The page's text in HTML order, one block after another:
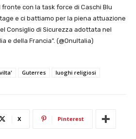
fronte con la task force di Caschi Blu
e ci battiamo per la piena attuazione
Consiglio di Sicurezza adottata nel
e della Francia”. (@OnuItalia)
Guterres luoghi religiosi
X Pinterest